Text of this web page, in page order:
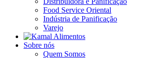
Food Service Oriental
Indústria de Panificação
Varejo
Sobre nós
Quem Somos